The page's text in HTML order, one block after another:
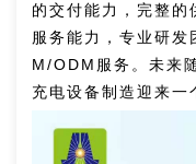
的交付能力，完整的
服务能力，专业研
M/ODM服务。未来
充电设备制造迎来一